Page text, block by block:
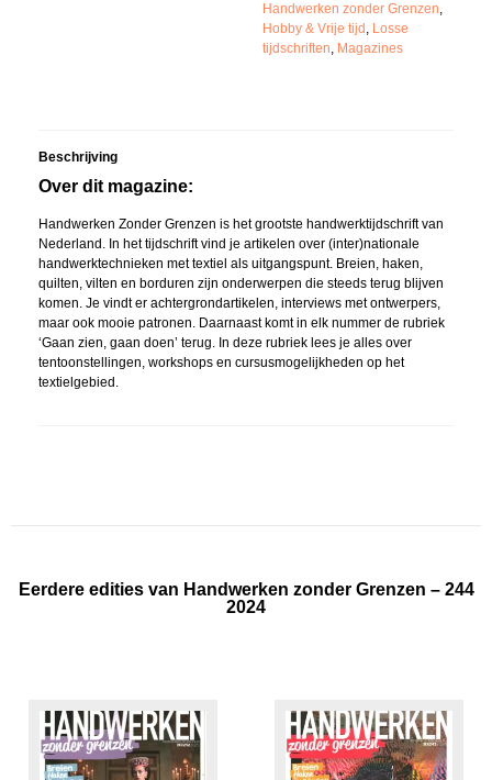
Handwerken zonder Grenzen,
Hobby & Vrije tijd , Losse
tijdschriften, Magazines
Beschrijving
Over dit magazine:
Handwerken Zonder Grenzen is het grootste handwerktijdschrift van
Nederland. In het tijdschrift vind je artikelen over (inter)nationale
handwerktechnieken met textiel als uitgangspunt. Breien, haken,
quilten, vilten en borduren zijn onderwerpen die steeds terug blijven
komen. Je vindt er achtergrondartikelen, interviews met ontwerpers,
maar ook mooie patronen. Daarnaast komt in elk nummer de rubriek
‘Gaan zien, gaan doen’ terug. In deze rubriek lees je alles over
tentoonstellingen, workshops en cursusmogelijkheden op het
textielgebied.
Eerdere edities van Handwerken zonder Grenzen – 244
2024